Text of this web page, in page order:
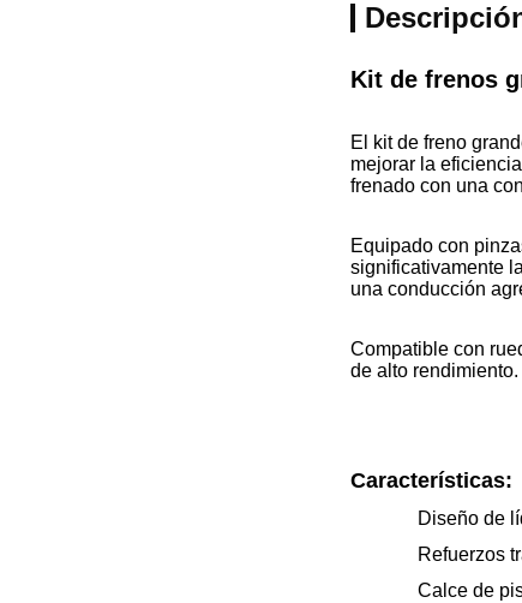
Kit de frenos
El kit de freno
mejorar la
frenado con una
Equipado con
significativamente
una conducción
Compatible con
de alto rendimiento.
Características:
Diseño de
Refuerzos
Calce de